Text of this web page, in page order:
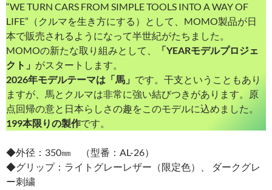
“WE TURN CARS FROM SIMPLE TOOLS INTO A WAY OF
LIFE”（クルマを生き方にする）として、MOMO製品が日
本で販売されるようになって半世紀がたちました。
MOMOの新たな取り組みとして、
「YEARモデルプロジェ
クト」 がスタートします。
2026年モデルテーマは「馬」 です。干支ということもあり
ますが、馬とクルマは非常に強い結びつきがあります。原
点回帰の意と日本らしさの趣をこのモデルに込めました。
199本限りの製作です。
◆外径：350㎜ （型番：AL-26）
◆グリップ：ライトグレーレザー（限定色）、 ダークグレ
ー刺繍